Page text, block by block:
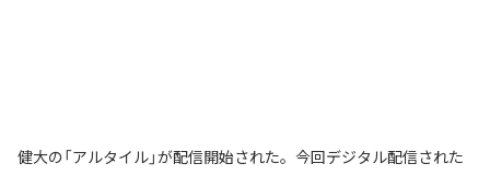
健大の「アルタイル」が配信開始された。今回デジタル配信された